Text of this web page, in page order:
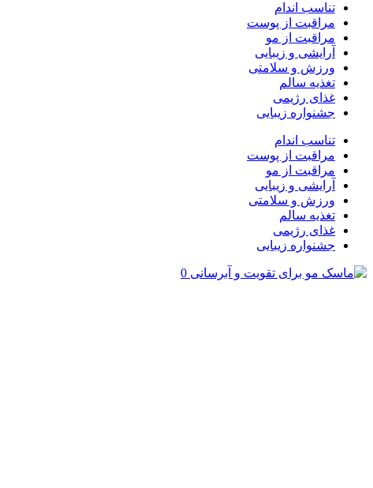
تناسب اندام
مراقبت از پوست
مراقبت از مو
آرایشی و زیبایی
ورزش و سلامتی
تغذیه سالم
غذای رژیمی
جشنواره زیبایی
تناسب اندام
مراقبت از پوست
مراقبت از مو
آرایشی و زیبایی
ورزش و سلامتی
تغذیه سالم
غذای رژیمی
جشنواره زیبایی